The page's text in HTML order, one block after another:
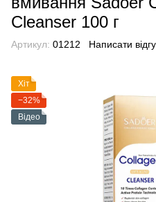
Cleanser 100 г
Артикул: 01212 Написати
Хіт
−32%
Відео